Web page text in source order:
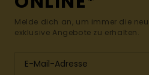
Melde dich an, um immer die
exklusive Angebote zu erhalten.